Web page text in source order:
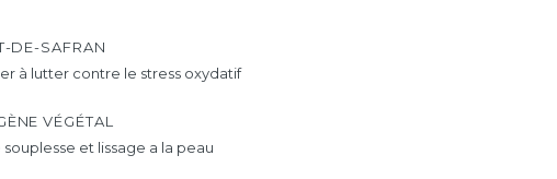
DE-SAFRAN
à lutter contre le stress oxydatif
VÉGÉTAL
et lissage a la peau